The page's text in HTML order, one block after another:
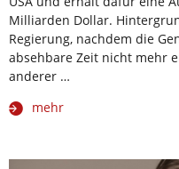
Milliarden Dollar.
Regierung, nachdem die
absehbare Zeit nicht mehr
anderer …
mehr